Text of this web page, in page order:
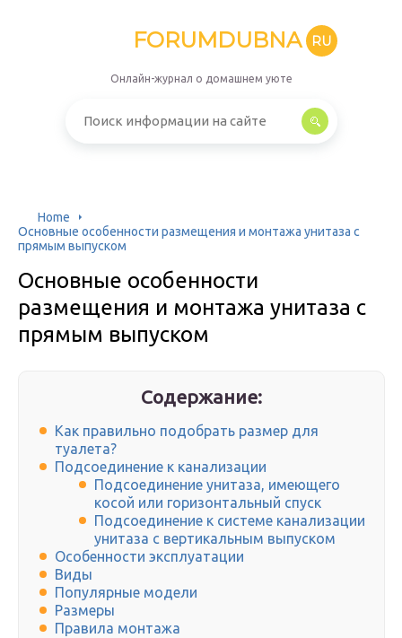
FORUMDUBNA RU
Онлайн-журнал о домашнем уюте
Home
Основные особенности размещения и монтажа унитаза с
прямым выпуском
Основные особенности
размещения и монтажа унитаза с
прямым выпуском
Содержание:
Как правильно подобрать размер для
туалета?
Подсоединение к канализации
Подсоединение унитаза, имеющего
косой или горизонтальный спуск
Подсоединение к системе канализации
унитаза с вертикальным выпуском
Особенности эксплуатации
Виды
Популярные модели
Размеры
Правила монтажа